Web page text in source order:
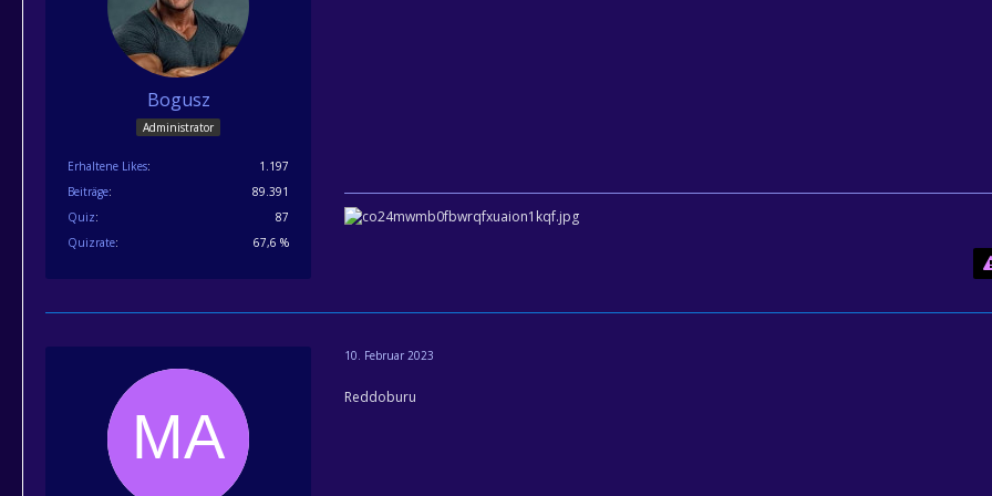
Bogusz
Administrator
Erhaltene Likes
1.197
Beiträge
89.391
Quiz
87
Quizrate
67,6 %
10. Februar 2023
Reddoburu